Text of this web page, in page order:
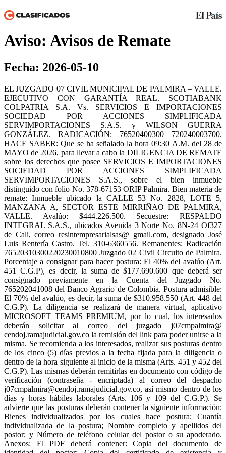
Aviso: Avisos de Remate
Fecha: 2026-05-10
EL JUZGADO 07 CIVIL MUNICIPAL DE PALMIRA – VALLE.
EJECUTIVO CON GARANTÍA REAL. SCOTIABANK
COLPATRIA S.A. Vs. SERVICIOS E IMPORTACIONES
SOCIEDAD POR ACCIONES SIMPLIFICADA
SERVIMPORTACIONES S.A.S. y WILSON GUERRA
GONZÁLEZ. RADICACIÓN: 76520400300 720240003700.
HACE SABER: Que se ha señalado la hora 09:30 A.M. del 28 de
MAYO de 2026, para llevar a cabo la DILIGENCIA DE REMATE
sobre los derechos que posee SERVICIOS E IMPORTACIONES
SOCIEDAD POR ACCIONES SIMPLIFICADA
SERVIMPORTACIONES S.A.S., sobre el bien inmueble
distinguido con folio No. 378-67153 ORIP Palmira. Bien materia de
remate: Inmueble ubicado la CALLE 53 No. 2828, LOTE 5,
MANZANA A, SECTOR ESTE MIRRIÑAO DE PALMIRA,
VALLE. Avalúo: $444.226.500. Secuestre: RESPALDO
INTEGRAL S.A.S., ubicados Avenida 3 Norte No. 8N-24 Of327
de Cali, correo resintempresarialsas@ gmail.com, designado José
Luis Rentería Castro. Tel. 310-6360556. Remanentes: Radicación
76520310300220230010800 Juzgado 02 Civil Circuito de Palmira.
Porcentaje a consignar para hacer postura: El 40% del avalúo (Art.
451 C.G.P), es decir, la suma de $177.690.600 que deberá ser
consignado previamente en la Cuenta del Juzgado No.
765202041008 del Banco Agrario de Colombia. Postura admisible:
El 70% del avalúo, es decir, la suma de $310.958.550 (Art. 448 del
C.G.P). La diligencia se realizará de manera virtual, aplicativo
MICROSOFT TEAMS PREMIUM, por lo cual, los interesados
deberán solicitar al correo del juzgado j07cmpalmira@
cendoj.ramajudicial.gov.co la remisión del link para poder unirse a la
misma. Se recomienda a los interesados, realizar sus posturas dentro
de los cinco (5) días previos a la fecha fijada para la diligencia o
dentro de la hora siguiente al inicio de la misma (Arts. 451 y 452 del
C.G.P). Las mismas deberán remitirlas en documento con código de
verificación (contraseña - encriptada) al correo del despacho
j07cmpalmira@cendoj.ramajudicial.gov.co, así mismo dentro de los
días y horas hábiles laborales (Arts. 106 y 109 del C.G.P.). Se
advierte que las posturas deberán contener la siguiente información:
Bienes individualizados por los cuales hace postura; Cuantía
individualizada de la postura; Nombre completo y apellidos del
postor; y Número de teléfono celular del postor o su apoderado.
Anexos: El PDF deberá contener: Copia del documento de